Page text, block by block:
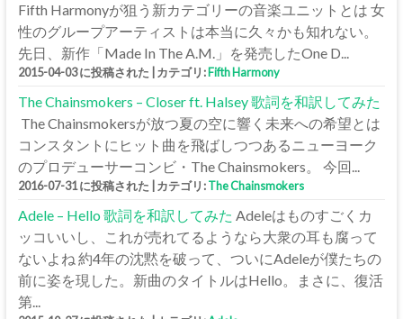
Fifth Harmonyが狙う新カテゴリーの音楽ユニットとは 女
性のグループアーティストは本当に久々かも知れない。
先日、新作「Made In The A.M.」を発売したOne D...
2015-04-03 に投稿された カテゴリ:Fifth Harmony
The Chainsmokers – Closer ft. Halsey 歌詞を和訳してみた
The Chainsmokersが放つ夏の空に響く未来への希望とは
コンスタントにヒット曲を飛ばしつつあるニューヨーク
のプロデューサーコンビ・The Chainsmokers。 今回...
2016-07-31 に投稿された カテゴリ:The Chainsmokers
Adele – Hello 歌詞を和訳してみた Adeleはものすごくカ
ッコいいし、これが売れてるようなら大衆の耳も腐って
ないよね 約4年の沈黙を破って、ついにAdeleが僕たちの
前に姿を現した。新曲のタイトルはHello。まさに、復活
第...